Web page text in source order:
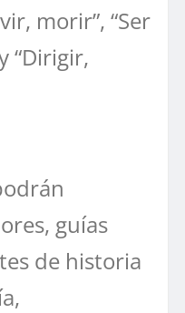
morir”, “Ser
“Dirigir,
guías
de historia